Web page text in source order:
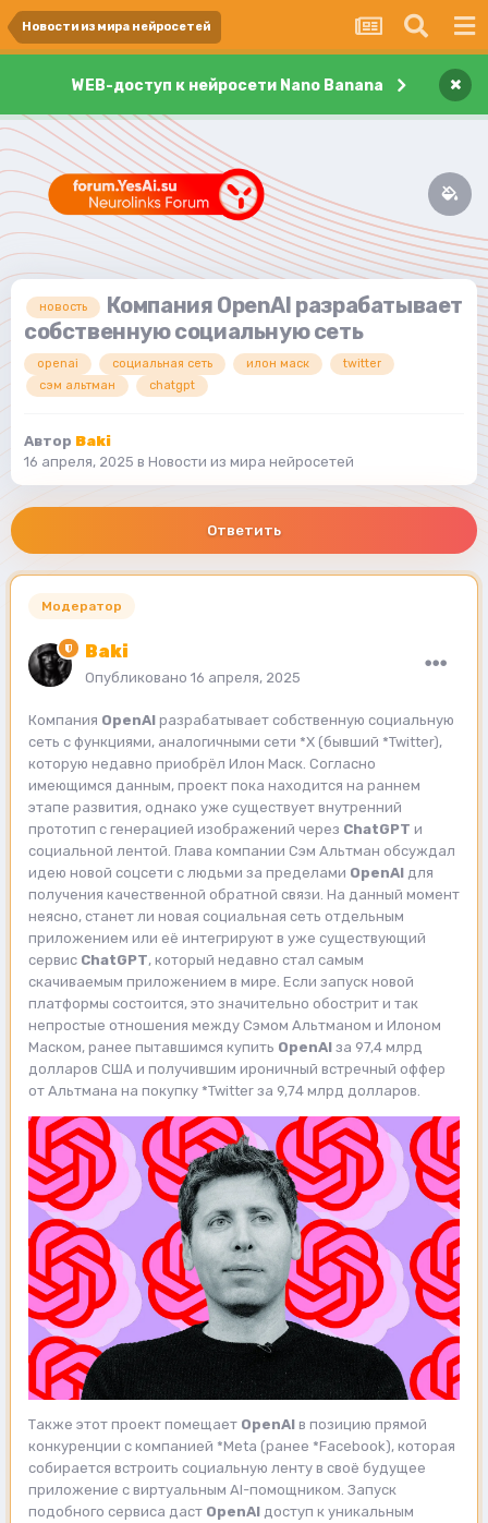
Новости из мира нейросетей
WEB-доступ к нейросети Nano Banana ×
новость
Компания OpenAI разрабатывает
собственную социальную сеть
openai социальная сеть илон маск
twitter
сэм альтман
chatgpt
Автор Baki
16 апреля, 2025 в Новости из мира нейросетей
Ответить
Модератор
Baki
Опубликовано 16 апреля, 2025
Компания OpenAI разрабатывает собственную социальную
сеть с функциями, аналогичными сети *X (бывший *Twitter),
которую недавно приобрёл Илон Маск. Согласно
имеющимся данным, проект пока находится на раннем
этапе развития, однако уже существует внутренний
прототип с генерацией изображений через ChatGPT и
социальной лентой. Глава компании Сэм Альтман обсуждал
идею новой соцсети с людьми за пределами OpenAI для
получения качественной обратной связи. На данный момент
неясно, станет ли новая социальная сеть отдельным
приложением или её интегрируют в уже существующий
сервис ChatGPT, который недавно стал самым
скачиваемым приложением в мире. Если запуск новой
платформы состоится, это значительно обострит и так
непростые отношения между Сэмом Альтманом и Илоном
Маском, ранее пытавшимся купить OpenAI за 97,4 млрд
долларов США и получившим ироничный встречный оффер
от Альтмана на покупку *Twitter за 9,74 млрд долларов.
Также этот проект помещает OpenAI в позицию прямой
конкуренции с компанией *Meta (ранее *Facebook), которая
собирается встроить социальную ленту в своё будущее
приложение с виртуальным AI-помощником. Запуск
подобного сервиса даст OpenAI доступ к уникальным